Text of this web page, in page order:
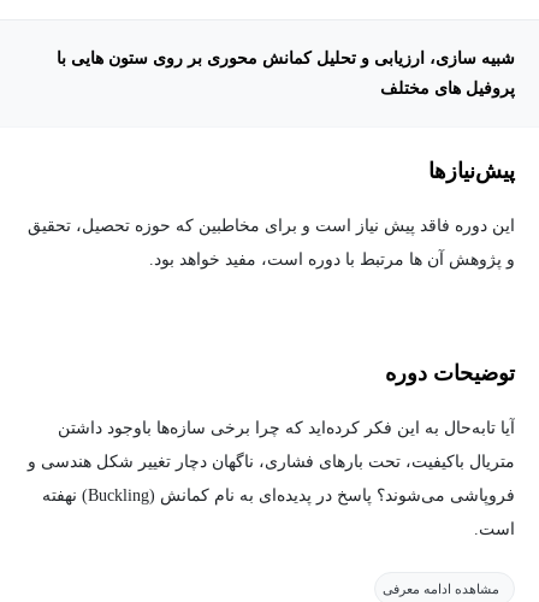
شبیه سازی، ارزیابی و تحلیل کمانش محوری بر روی ستون هایی با
پروفیل های مختلف
پیش‌نیاز‌ها
این دوره فاقد پیش نیاز است و برای مخاطبین که حوزه تحصیل، تحقیق
و پژوهش آن ها مرتبط با دوره است، مفید خواهد بود.
توضیحات دوره
آیا تابه‌حال به این فکر کرده‌اید که چرا برخی سازه‌ها باوجود داشتن
متریال باکیفیت، تحت بارهای فشاری، ناگهان دچار تغییر شکل هندسی و
فروپاشی می‌شوند؟ پاسخ در پدیده‌ای به نام کمانش (Buckling) نهفته
است.
مشاهده ادامه معرفی